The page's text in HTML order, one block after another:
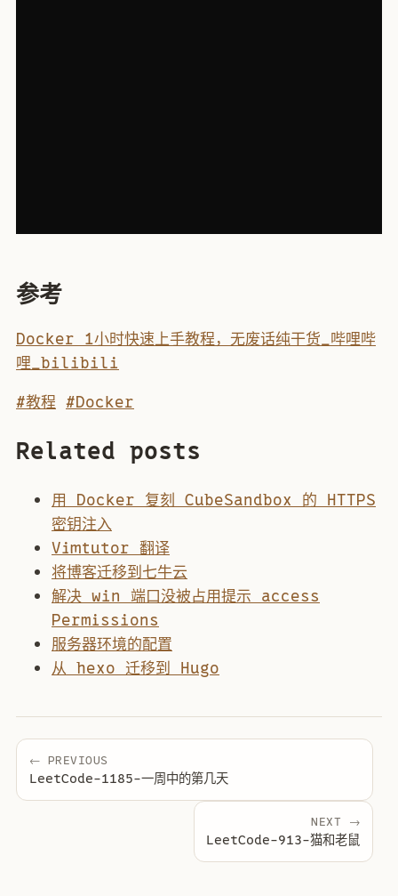
参考
Docker 1小时快速上手教程，无废话纯干货_哔哩哔
哩_bilibili
#教程 #Docker
Related posts
用 Docker 复刻 CubeSandbox 的 HTTPS
密钥注入
Vimtutor 翻译
将博客迁移到七牛云
解决 win 端口没被占用提示 access
Permissions
服务器环境的配置
从 hexo 迁移到 Hugo
← PREVIOUS
LeetCode-1185-一周中的第几天
NEXT →
LeetCode-913-猫和老鼠